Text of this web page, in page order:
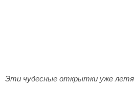
Эти чудесные открытки уже